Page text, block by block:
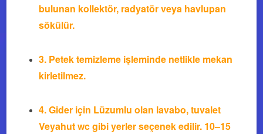
bulunan kollektör, radyatör veya havlupan
sökülür.
3. Petek temizleme işleminde netlikle mekan
kirletilmez.
4.Gider için Lüzumlu olan lavabo, tuvalet
Veyahut wc gibi yerler seçenek edilir. 10–15